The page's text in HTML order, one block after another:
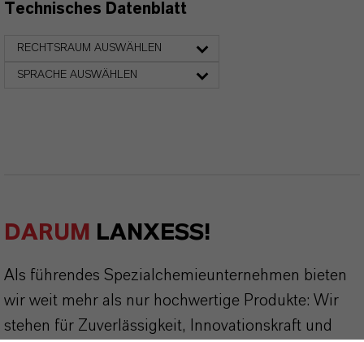
Technisches Datenblatt
RECHTSRAUM AUSWÄHLEN
SPRACHE AUSWÄHLEN
DARUM LANXESS!
Als führendes Spezialchemieunternehmen bieten
wir weit mehr als nur hochwertige Produkte: Wir
stehen für Zuverlässigkeit, Innovationskraft und